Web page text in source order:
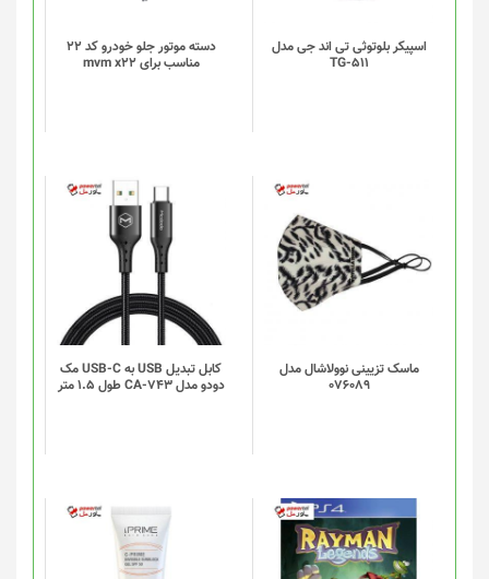
اسپیکر بلوتوثی تی اند جی مدل
TG-511
دسته موتور جلو خودرو کد 22
مناسب برای mvm x22
ماسک تزیینی نوولاشال مدل
076089
کابل تبدیل USB به USB-C مک
دودو مدل CA-743 طول 1.5 متر